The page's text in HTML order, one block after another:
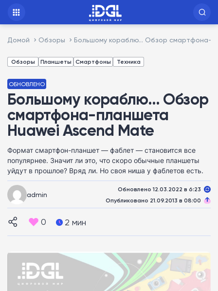
Домой Обзоры Большому кораблю… Обзор смартфона-
Обзоры Планшеты Смартфоны Техника
ОБНОВЛЕНО
Большому кораблю… Обзор
смартфона-планшета
Huawei Ascend Mate
Формат смартфон-планшет — фаблет — становится все
популярнее. Значит ли это, что скоро обычные планшеты
уйдут в прошлое? Вряд ли. Но своя ниша у фаблетов есть.
admin
Обновлено 12.03.2022 в 6:23
Опубликовано 21.09.2013 в 08:00
0 2 мин